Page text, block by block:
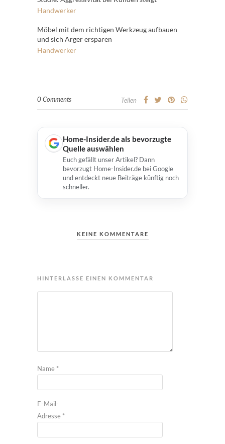
Handwerker
Möbel mit dem richtigen Werkzeug aufbauen
und sich Ärger ersparen
Handwerker
0 Comments Teilen
Home-Insider.de als bevorzugte
Quelle auswählen
Euch gefällt unser Artikel? Dann
bevorzugt Home-Insider.de bei Google
und entdeckt neue Beiträge künftig noch
schneller.
KEINE KOMMENTARE
HINTERLASSE EINEN KOMMENTAR
Name *
E-Mail-
Adresse *